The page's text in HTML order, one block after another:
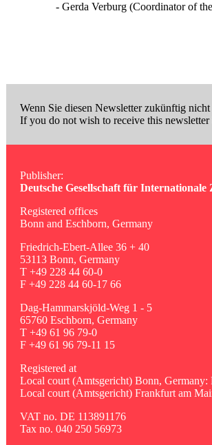
- Gerda Verburg (Coordinator of
Wenn Sie diesen Newsletter zukünftig
If you do not wish to receive this
Publisher:
Deutsche Gesellschaft für
Registered offices
Bonn and Eschborn, Germany
Friedrich-Ebert-Allee 36 + 40
53113 Bonn, Germany
T +49 228 44 60-0
F +49 228 44 60-17 66
Dag-Hammarskjöld-Weg 1 - 5
65760 Eschborn, Germany
T +49 61 96 79-0
F +49 61 96 79-11 15
Registered at
Local court (Amtsgericht) Bonn,
Local court (Amtsgericht) Frankfurt am
VAT no. DE 113891176
Tax no. 040 250 56973